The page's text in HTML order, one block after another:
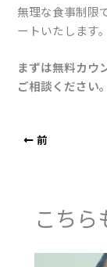
無理な食事制限
ートいたします。
まずは無料カウ
ご相談ください。
前
こちら